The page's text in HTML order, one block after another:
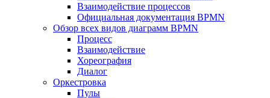
Взаимодействие процессов
Официальная документация BPMN
Обзор всех видов диаграмм BPMN
Процесс
Взаимодействие
Хореография
Диалог
Оркестровка
Пулы